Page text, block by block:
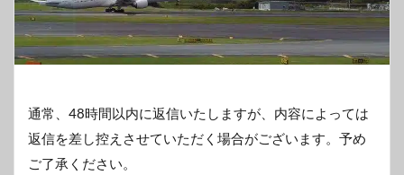
通常、48時間以内に返信いたしますが、内容によっては
返信を差し控えさせていただく場合がございます。予め
ご了承ください。